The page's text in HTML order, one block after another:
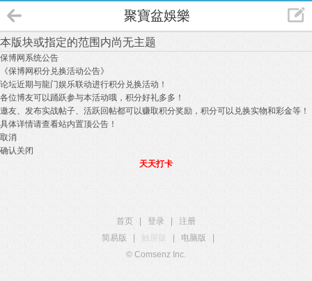
聚寶盆娛樂
本版块或指定的范围内尚无主题
保博网系统公告
《保博网积分兑换活动公告》
论坛近期与龍门娱乐联动进行积分兑换活动！
各位博友可以踊跃参与本活动哦，积分好礼多多！
邀友、发布实战帖子、活跃回帖都可以赚取积分奖励，积分可以兑换实物和彩金等！
具体详情请查看站内置顶公告！
取消
确认关闭
天天打卡
首页 登录
注册
简易版
触屏版 电脑版
© Comsenz Inc.